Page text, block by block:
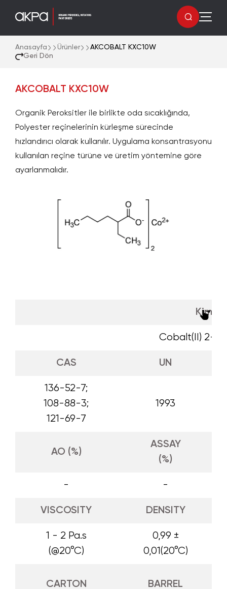
Geri Dön
Anasayfa Ürünler AKCOBALT KXC10W
AKCOBALT KXC10W
Organik Peroksitler ile birlikte oda sıcaklığında,
Polyester reçinelerinin kürleşme sürecinde
hızlandırıcı olarak kullanılır. Uygulama konsantrasyonu
kullanılan reçine türüne ve üretim yöntemine göre
ayarlanmalıdır.
Cobalt(II) 2-
CAS UN
136-52-7;
108-88-3;
121-69-7
1993
AO (%)
ASSAY
(%)
- -
VISCOSITY DENSITY
1 - 2 Pa.s
(@20°C)
0,99 ±
0,01(20°C)
CARTON BARREL